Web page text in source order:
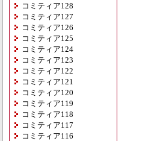
コミティア128
コミティア127
コミティア126
コミティア125
コミティア124
コミティア123
コミティア122
コミティア121
コミティア120
コミティア119
コミティア118
コミティア117
コミティア116